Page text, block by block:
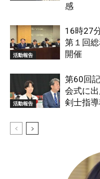
感
活動報告
16時27
第１回
開催
活動報告
第60回
会式に
剣士指